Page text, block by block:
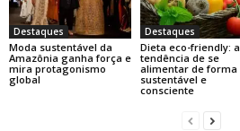
Destaques
Moda sustentável da
Amazônia ganha força e
mira protagonismo
global
Destaques
Dieta eco-friendly: a
tendência de se
alimentar de forma
sustentável e
consciente